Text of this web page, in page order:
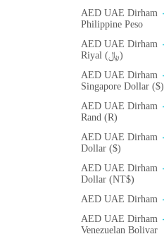
AED UAE Dirham
Philippine Peso
AED UAE Dirham
Riyal (﷼)
AED UAE Dirham
Singapore Dollar ($)
AED UAE Dirham
Rand (R)
AED UAE Dirham
Dollar ($)
AED UAE Dirham
Dollar (NT$)
AED UAE Dirham
AED UAE Dirham
Venezuelan Bolivar